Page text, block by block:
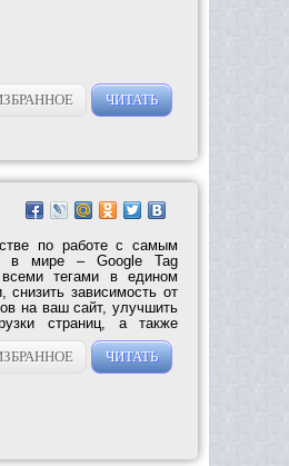
ЧИТАТЬ
по работе с самым
в мире – Google Tag
тегами в едином
снизить зависимость от
на ваш сайт, улучшить
страниц, а также
ЧИТАТЬ